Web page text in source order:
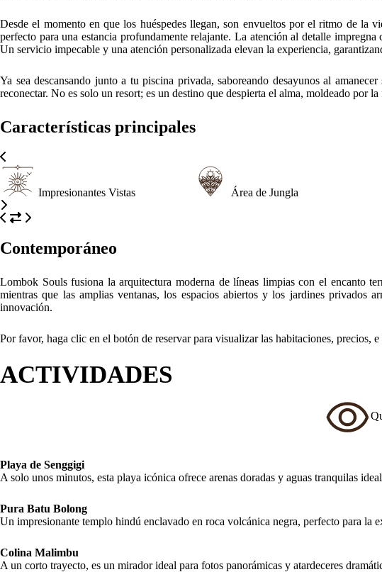
Desde el momento en que los huéspedes llegan, son envueltos por el ritmo de la
perfecto para una estancia profundamente relajante. La atención al detalle
Un servicio impecable y una atención personalizada elevan la experiencia,
Ya sea descansando junto a tu piscina privada, saboreando desayunos al
reconectar. No es solo un resort; es un destino que despierta el alma, moldeado por
Características principales
Impresionantes Vistas Área de Jungla
Contemporáneo
Lombok Souls fusiona la arquitectura moderna de líneas limpias con el encanto
mientras que las amplias ventanas, los espacios abiertos y los jardines
innovación.
Por favor, haga clic en el botón de reservar para visualizar las habitaciones, precios,
ACTIVIDADES
Playa de Senggigi
A solo unos minutos, esta playa icónica ofrece arenas doradas y aguas tranquilas
Pura Batu Bolong
Un impresionante templo hindú enclavado en roca volcánica negra, perfecto para la
Colina Malimbu
A un corto trayecto, es un mirador ideal para fotos panorámicas y atardeceres